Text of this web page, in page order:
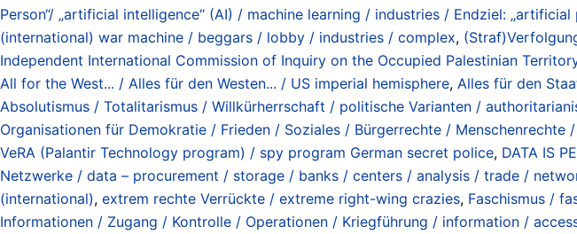
Person“/ „artificial intelligence“ (AI) / machine learning / industries / Endziel: „artificial
(international) war machine / beggars / lobby / industries / complex,
Independent International Commission of Inquiry on the Occupied Palestinian
All for the West... / Alles für den Westen... / US imperial hemisphere, Alles für den
Absolutismus / Totalitarismus / Willkürherrschaft / politische Varianten /
Organisationen für Demokratie / Frieden / Soziales / Bürgerrechte /
VeRA (Palantir Technology program) / spy program German secret police, DATA IS
Netzwerke / data – procurement / storage / banks / centers / analysis / trade /
(international), extrem rechte Verrückte / extreme right-wing crazies, Faschismus /
Informationen / Zugang / Kontrolle / Operationen / Kriegführung / information /